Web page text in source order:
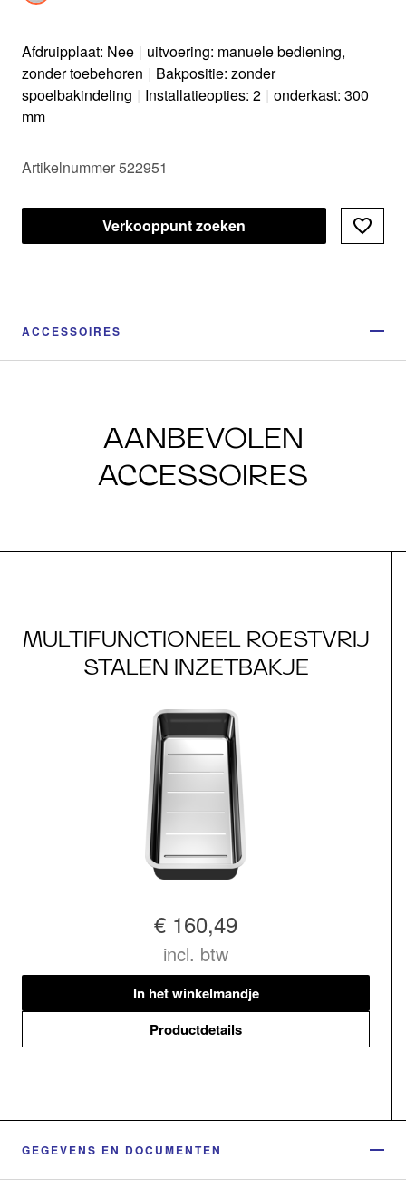
Afdruipplaat: Nee | uitvoering: manuele bediening,
zonder toebehoren | Bakpositie: zonder
spoelbakindeling | Installatieopties: 2 | onderkast: 300
mm
Artikelnummer 522951
Verkooppunt zoeken
ACCESSOIRES
AANBEVOLEN
ACCESSOIRES
MULTIFUNCTIONEEL ROESTVRIJ
STALEN INZETBAKJE
€ 160,49
incl. btw
In het winkelmandje
Productdetails
GEGEVENS EN DOCUMENTEN